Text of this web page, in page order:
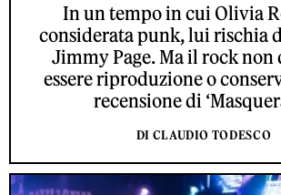
In un tempo in cui Olivia
considerata punk, lui rischia
Jimmy Page. Ma il rock non
essere riproduzione o
recensione di
DI CLAUDIO TODESCO